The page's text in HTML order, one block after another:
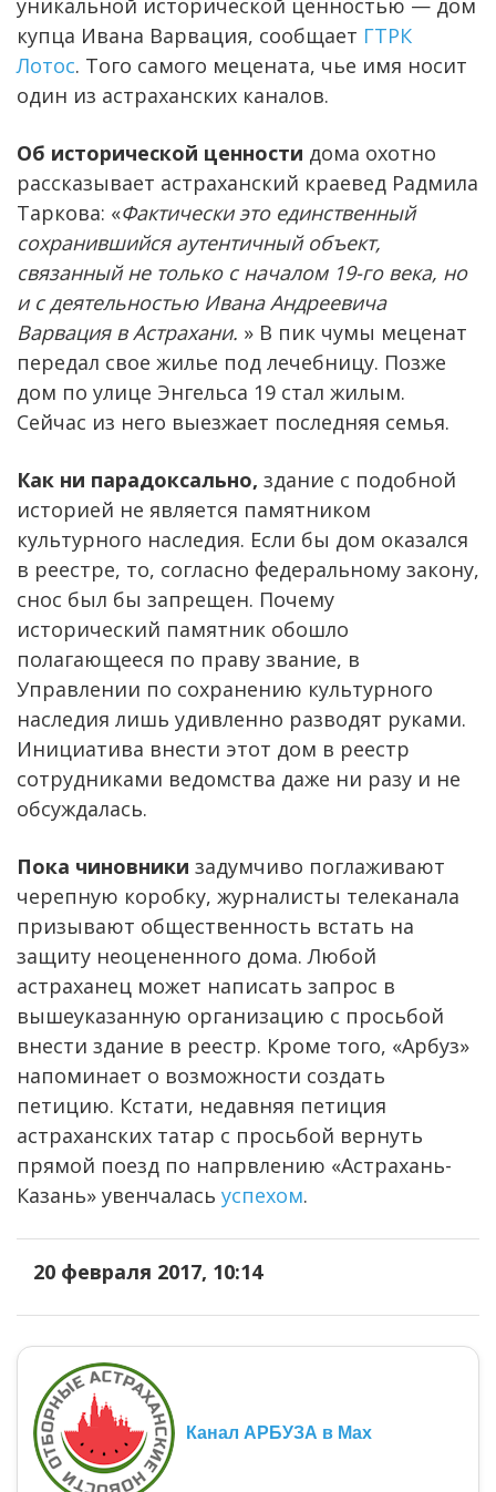
уникальной исторической ценностью — дом
купца Ивана Варвация, сообщает ГТРК
Лотос. Того самого мецената, чье имя носит
один из астраханских каналов.
Об исторической ценности дома охотно
рассказывает астраханский краевед Радмила
Таркова: «Фактически это единственный
сохранившийся аутентичный объект,
связанный не только с началом 19-го века, но
и с деятельностью Ивана Андреевича
Варвация в Астрахани. » В пик чумы меценат
передал свое жилье под лечебницу. Позже
дом по улице Энгельса 19 стал жилым.
Сейчас из него выезжает последняя семья.
Как ни парадоксально, здание с подобной
историей не является памятником
культурного наследия. Если бы дом оказался
в реестре, то, согласно федеральному закону,
снос был бы запрещен. Почему
исторический памятник обошло
полагающееся по праву звание, в
Управлении по сохранению культурного
наследия лишь удивленно разводят руками.
Инициатива внести этот дом в реестр
сотрудниками ведомства даже ни разу и не
обсуждалась.
Пока чиновники задумчиво поглаживают
черепную коробку, журналисты телеканала
призывают общественность встать на
защиту неоцененного дома. Любой
астраханец может написать запрос в
вышеуказанную организацию с просьбой
внести здание в реестр. Кроме того, «Арбуз»
напоминает о возможности создать
петицию. Кстати, недавняя петиция
астраханских татар с просьбой вернуть
прямой поезд по напрвлению «Астрахань-
Казань» увенчалась успехом.
20 февраля 2017, 10:14
Канал АРБУЗА в Max